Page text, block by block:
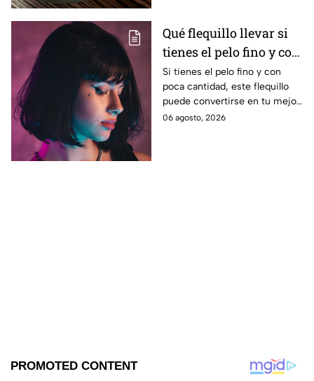
Qué flequillo llevar si
tienes el pelo fino y con
poco volumen
Si tienes el pelo fino y con
poca cantidad, este flequillo
puede convertirse en tu mejor
aliado para aportar cuerpo,
06 agosto, 2026